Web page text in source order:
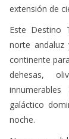
extensión de
Este Destino
norte
continente
dehesas,
galáctico
noche.